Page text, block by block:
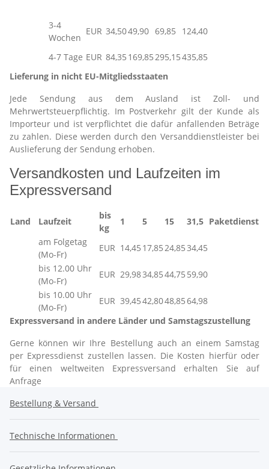
3-4
Wochen
EUR 34,5049,90 69,85 124,40
4-7 Tage EUR 84,35 169,85 295,15435,85
Lieferung in nicht EU-Mitgliedsstaaten
Jede Sendung aus dem Ausland ist Zoll- und
Mehrwertsteuerpflichtig. Im Postverkehr gilt der Kunde als
Importeur und ist verpflichtet die dafür anfallenden Beträge
zu zahlen. Diese werden durch den Versanddienstleister bei
Auslieferung der Sendung erhoben.
Versandkosten und Laufzeiten im
Expressversand
Land Laufzeit
bis
kg
1 5 15 31,5 Paketdienst
am Folgetag
(Mo-Fr)
EUR 14,45 17,85 24,8534,45
bis 12.00 Uhr
(Mo-Fr)
EUR 29,9834,8544,75 59,90
bis 10.00 Uhr
(Mo-Fr)
EUR 39,4542,8048,8564,98
Expressversand in andere Länder und Samstagszustellung
Gerne können wir Ihre Bestellung auch an einem Samstag
per Expressdienst zustellen lassen. Die Kosten hierfür oder
für einen weltweiten Expressversand erhalten Sie auf
Anfrage
Bestellung & Versand
Technische Informationen